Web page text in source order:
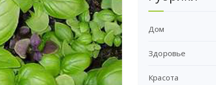
Дом
Здоровье
Красота